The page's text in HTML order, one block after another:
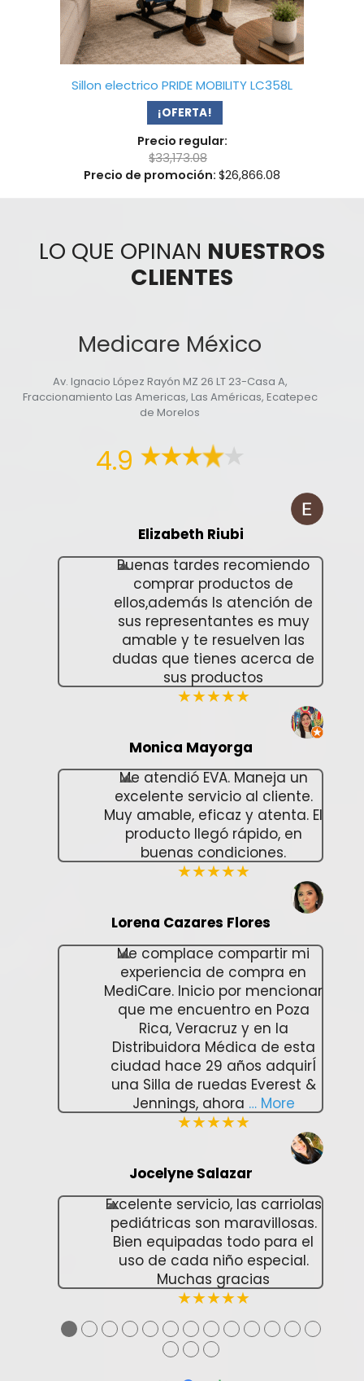
Sillon electrico PRIDE MOBILITY LC358L
¡OFERTA!
Precio regular:
$33,173.08
Precio de promoción: $26,866.08
LO QUE OPINAN NUESTROS
CLIENTES
Medicare México
Av. Ignacio López Rayón MZ 26 LT 23-Casa A,
Fraccionamiento Las Americas, Las Américas, Ecatepec
de Morelos
4.9
Elizabeth Riubi
Buenas tardes recomiendo
comprar productos de
ellos,además ls atención de
sus representantes es muy
amable y te resuelven las
dudas que tienes acerca de
sus productos
★★★★★
Monica Mayorga
Me atendió EVA. Maneja un
excelente servicio al cliente.
Muy amable, eficaz y atenta. El
producto llegó rápido, en
buenas condiciones.
★★★★★
Lorena Cazares Flores
Me complace compartir mi
experiencia de compra en
MediCare. Inicio por mencionar
que me encuentro en Poza
Rica, Veracruz y en la
Distribuidora Médica de esta
ciudad hace 29 años adquirÍ
una Silla de ruedas Everest &
Jennings, ahora … More
★★★★★
Jocelyne Salazar
Excelente servicio, las carriolas
pediátricas son maravillosas.
Bien equipadas todo para el
uso de cada niño especial.
Muchas gracias
★★★★★
●●●●●●●●●●●●●
●●●